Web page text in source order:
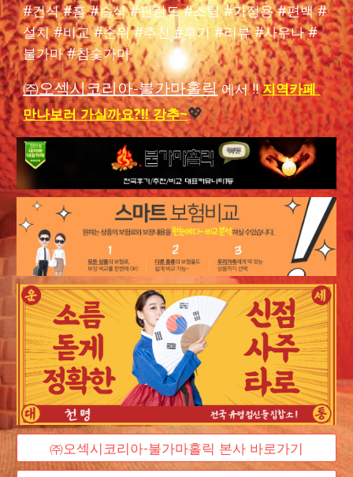
#건식 #홈 #습식 #핀란드 #스팀 #가정용 #편백 #
설치 #비교 #순위 #추천 #후기 #리뷰 #사우나 #
불가마#참숯가마
㈜오섹시코리아-불가마홀릭에서 !!지역카페
만나보러 가실까요?!! 강추~💖
㈜오섹시코리아-불가마홀릭 본사 바로가기